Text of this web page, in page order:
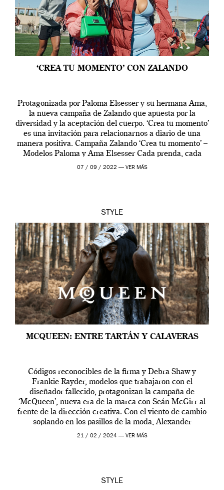
‘CREA TU MOMENTO’ CON ZALANDO
Protagonizada por Paloma Elsesser y su hermana Ama,
la nueva campaña de Zalando que apuesta por la
diversidad y la aceptación del cuerpo. ‘Crea tu momento’
es una invitación para relacionarnos a diario de una
manera positiva. Campaña Zalando ‘Crea tu momento’ –
Modelos Paloma y Ama Elsesser Cada prenda, cada
outfit, cada momento, caracteriza […]
07 / 09 / 2022 — VER MÁS
STYLE
MCQUEEN: ENTRE TARTÁN Y CALAVERAS
Códigos reconocibles de la firma y Debra Shaw y
Frankie Rayder, modelos que trabajaron con el
diseñador fallecido, protagonizan la campaña de
‘McQueen’, nueva era de la marca con Seán McGirr al
frente de la dirección creativa. Con el viento de cambio
soplando en los pasillos de la moda, Alexander
McQueen se prepara para una […]
21 / 02 / 2024 — VER MÁS
STYLE